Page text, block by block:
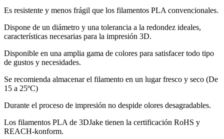
Es resistente y menos frágil que los filamentos PLA convencionales.
Dispone de un diámetro y una tolerancia a la redondez ideales,
características necesarias para la impresión 3D.
Disponible en una amplia gama de colores para satisfacer todo tipo
de gustos y necesidades.
Se recomienda almacenar el filamento en un lugar fresco y seco (De
15 a 25ºC)
Durante el proceso de impresión no despide olores desagradables.
Los filamentos PLA de 3DJake tienen la certificación RoHS y
REACH-konform.